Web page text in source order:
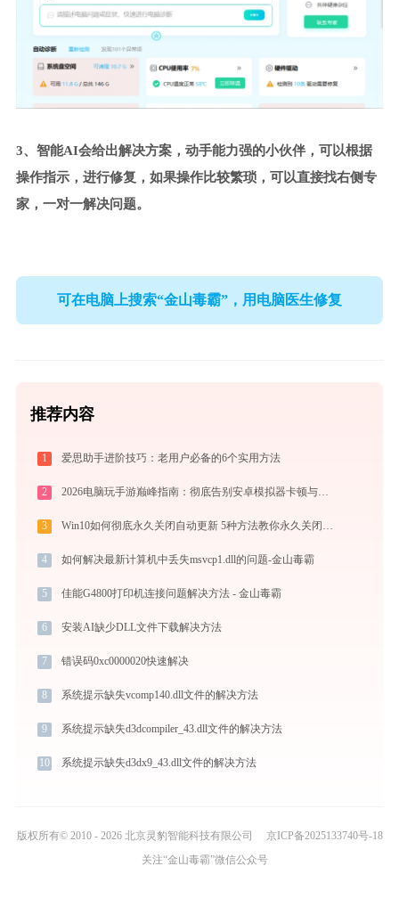
3、智能AI会给出解决方案，动手能力强的小伙伴，可以根据
操作指示，进行修复，如果操作比较繁琐，可以直接找右侧专
家，一对一解决问题。
可在电脑上搜索“金山毒霸”，用电脑医生修复
推荐内容
1 爱思助手进阶技巧：老用户必备的6个实用方法
2 2026电脑玩手游巅峰指南：彻底告别安卓模拟器卡顿与捆绑，体验官方原生多端互通
3 Win10如何彻底永久关闭自动更新 5种方法教你永久关闭win10自动更新
4 如何解决最新计算机中丢失msvcp1.dll的问题-金山毒霸
5 佳能G4800打印机连接问题解决方法 - 金山毒霸
6 安装AI缺少DLL文件下载解决方法
7 错误码0xc0000020快速解决
8 系统提示缺失vcomp140.dll文件的解决方法
9 系统提示缺失d3dcompiler_43.dll文件的解决方法
10 系统提示缺失d3dx9_43.dll文件的解决方法
版权所有© 2010 - 2026 北京灵豹智能科技有限公司
京ICP备2025133740号-18
关注“金山毒霸”微信公众号